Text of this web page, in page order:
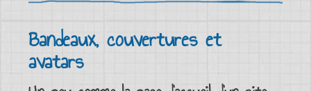
Bandeaux, couvertures et
avatars